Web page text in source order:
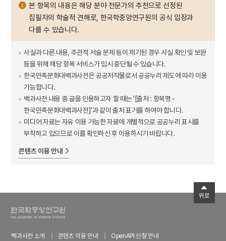
본 항목의 내용은 해당 분야 전문가의 추천으로 선정된
집필자의 학술적 견해로, 한국학중앙연구원의 공식 입장과
다를 수 있습니다.
사실과 다른 내용, 주관적 서술 문제 등이 제기된 경우 사실 확인 및 보완
등을 위해 해당 항목 서비스가 임시 중단될 수 있습니다.
한국민족문화대백과사전은 공공저작물로서 공공누리 제도에 따라 이용
가능합니다.
백과사전 내용 중 글을 인용하고자 할 때는 '[출처 : 항목명 -
한국민족문화대백과사전]'과 같이 출처 표기를 하여야 합니다.
미디어 자료는 자유 이용 가능한 자료에 개별적으로 공공누리 표시를
부착하고 있으므로 이를 확인하신 후 이용하시기 바랍니다.
콘텐츠 이용 안내
백과사전 소개 콘텐츠 이용 안내 OpenAPI 신청 안내
위로